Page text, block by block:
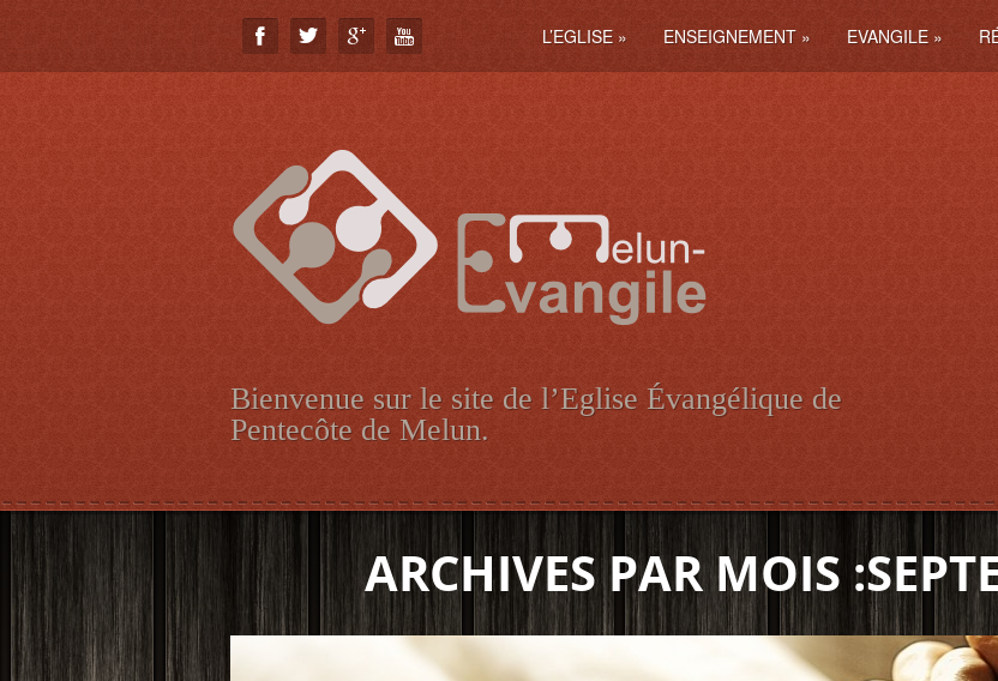
L’EGLISE » ENSEIGNEMENT » EVANGILE »
Bienvenue sur le site de l’Eglise Évangélique de
Pentecôte de Melun.
ARCHIVES PAR MOIS